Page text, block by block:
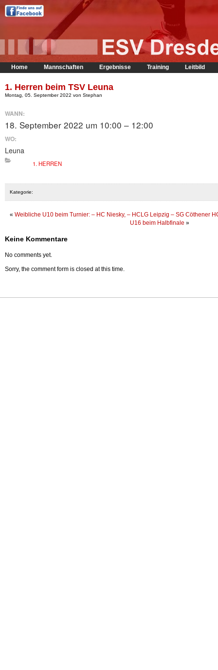
Home Mannschaften Ergebnisse Training Leitbild
1. Herren beim TSV Leuna
Montag, 05. September 2022 von Stephan
WANN:
18. September 2022 um 10:00 – 12:00
WO:
Leuna
1. HERREN
Kategorie:
« Weibliche U10 beim Turnier: – HC Niesky, – HCLG Leipzig – SG Cöthener
U16 beim Halbfinale »
Keine Kommentare
No comments yet.
Sorry, the comment form is closed at this time.